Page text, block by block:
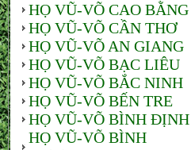
HỌ VŨ-VÕ CAO BẰNG
HỌ VŨ-VÕ CẦN THƠ
HỌ VŨ-VÕ AN GIANG
HỌ VŨ-VÕ BẠC LIÊU
HỌ VŨ-VÕ BẮC NINH
HỌ VŨ-VÕ BẾN TRE
HỌ VŨ-VÕ BÌNH ĐỊNH
HỌ VŨ-VÕ BÌNH